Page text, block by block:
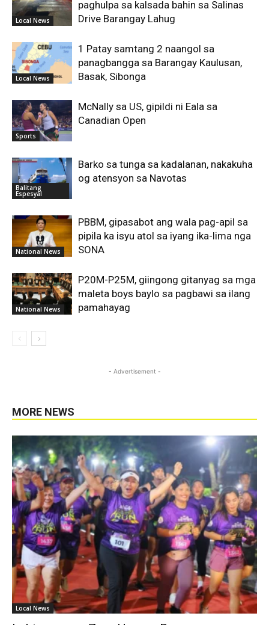
Local News
paghulpa sa kalsada bahin sa Salinas
Drive Barangay Lahug
Local News
1 Patay samtang 2 naangol sa
panagbangga sa Barangay Kaulusan,
Basak, Sibonga
Sports
McNally sa US, gipildi ni Eala sa
Canadian Open
Balitang
Espesyal
Barko sa tunga sa kadalanan, nakakuha
og atensyon sa Navotas
National News
PBBM, gipasabot ang wala pag-apil sa
pipila ka isyu atol sa iyang ika-lima nga
SONA
National News
P20M-P25M, giingong gitanyag sa mga
maleta boys baylo sa pagbawi sa ilang
pamahayag
- Advertisement -
MORE NEWS
Local News